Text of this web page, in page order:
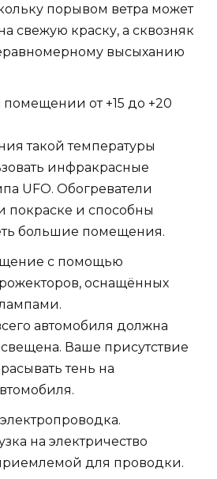
порывом ветра может
свежую краску, а сквозняк
высыханию
помещении от +15 до +20
такой температуры
инфракрасные
UFO. Обогреватели
покраске и способны
большие помещения.
с помощью
оснащённых
автомобиля должна
Ваше присутствие
тень на
на электричество
для проводки.